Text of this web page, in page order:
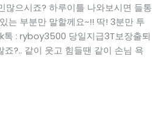
많으시죠? 하루이틀 나와보시면 들통
는 부분만 말할께요~!! 딱! 3분만 투
: ryboy3500 당일지급3T보장출퇴
?.. 같이 웃고 힘들땐 같이 손님 욕